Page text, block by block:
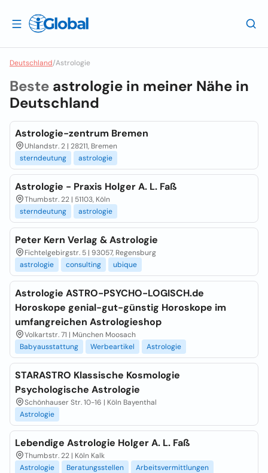
Deutschland/Astrologie
Beste astrologie in meiner Nähe in
Deutschland
Astrologie-zentrum Bremen
Uhlandstr. 2 | 28211, Bremen
sterndeutung
astrologie
Astrologie - Praxis Holger A. L. Faß
Thumbstr. 22 | 51103, Köln
sterndeutung
astrologie
Peter Kern Verlag & Astrologie
Fichtelgebirgstr. 5 | 93057, Regensburg
astrologie
consulting ubique
Astrologie ASTRO-PSYCHO-LOGISCH.de
Horoskope genial-gut-günstig Horoskope im
umfangreichen Astrologieshop
Volkartstr. 71 | München Moosach
Babyausstattung
Werbeartikel Astrologie
STARASTRO Klassische Kosmologie
Psychologische Astrologie
Schönhauser Str. 10-16 | Köln Bayenthal
Astrologie
Lebendige Astrologie Holger A. L. Faß
Thumbstr. 22 | Köln Kalk
Astrologie
Beratungsstellen Arbeitsvermittlungen